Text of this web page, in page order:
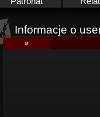
Informacje o
»